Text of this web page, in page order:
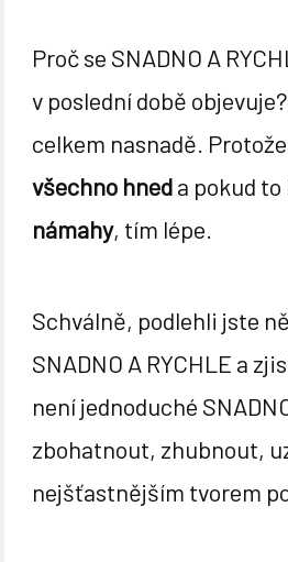
Proč se SNADNO A
v poslední době
celkem nasnadě.
všechno hneda pokud to
námahy, tím lépe.
Schválně, podlehli jste
SNADNO A RYCHLE a
není jednoduché
zbohatnout, zhubnout,
nejšťastnějším tvorem